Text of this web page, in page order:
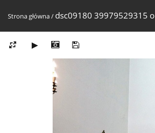
Strona główna/ dsc09180 39979529315 o